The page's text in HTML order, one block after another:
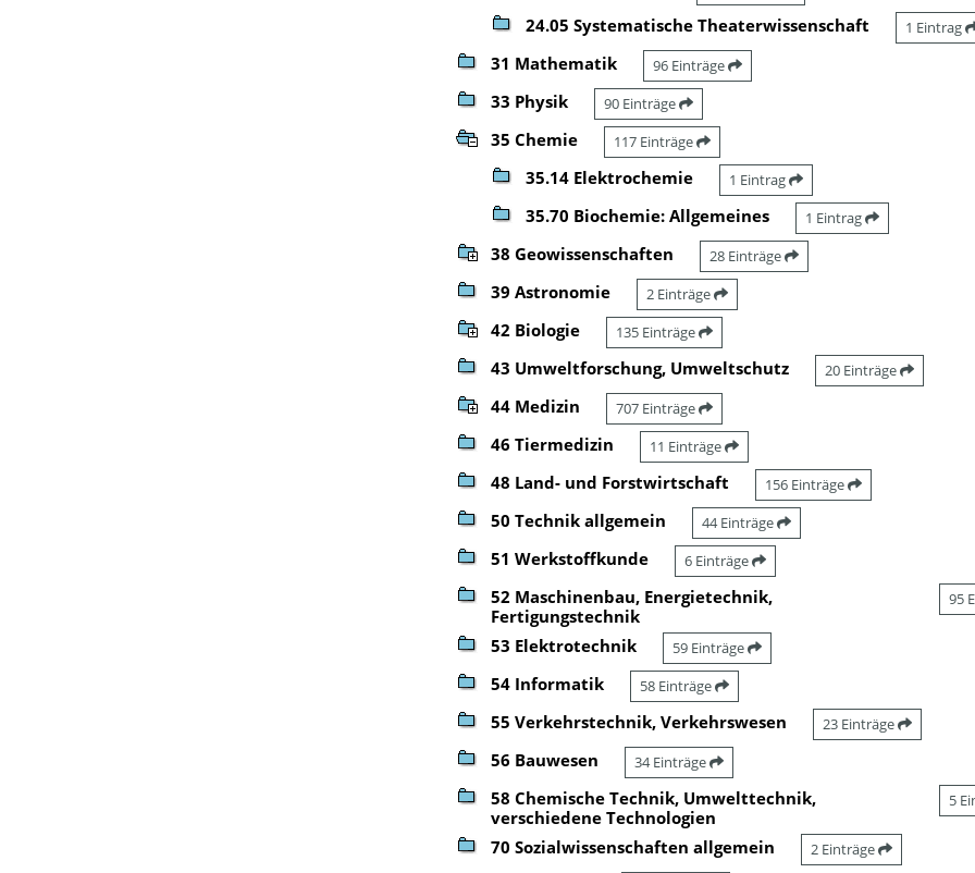
24.05 Systematische Theaterwissenschaft 1 Eintrag
31 Mathematik 96 Einträge
33 Physik 90 Einträge
35 Chemie 117 Einträge
35.14 Elektrochemie 1 Eintrag
35.70 Biochemie: Allgemeines 1 Eintrag
38 Geowissenschaften 28 Einträge
39 Astronomie 2 Einträge
42 Biologie 135 Einträge
43 Umweltforschung, Umweltschutz 20 Einträge
44 Medizin 707 Einträge
46 Tiermedizin 11 Einträge
48 Land- und Forstwirtschaft 156 Einträge
50 Technik allgemein 44 Einträge
51 Werkstoffkunde 6 Einträge
52 Maschinenbau, Energietechnik,
Fertigungstechnik
95
53 Elektrotechnik 59 Einträge
54 Informatik 58 Einträge
55 Verkehrstechnik, Verkehrswesen 23 Einträge
56 Bauwesen 34 Einträge
58 Chemische Technik, Umwelttechnik,
verschiedene Technologien
5
70 Sozialwissenschaften allgemein 2 Einträge